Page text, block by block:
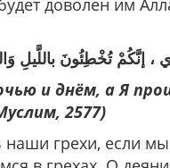
доволен им
، إنَّكُمْ تُخْطِئُونَ باللَّيلِ
и днём, а Я
2577)
грехи, если